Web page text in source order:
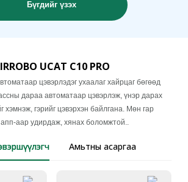
Бүгдийг үзэх
UCAT C10 PRO
цэвэрлэдэг ухаалаг хайрцаг бөгөөд
дараа автоматаар цэвэрлэж, үнэр дарах
хэмнэж, гэрийг цэвэрхэн байлгана. Мөн гар
аар удирдаж, хянах боломжтой..
Амьтны асаргаа